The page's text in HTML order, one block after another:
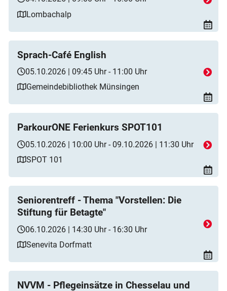
Lombachalp
Sprach-Café English
05.10.2026 | 09:45 Uhr - 11:00 Uhr
Gemeindebibliothek Münsingen
ParkourONE Ferienkurs SPOT101
05.10.2026 | 10:00 Uhr - 09.10.2026 | 11:30 Uhr
SPOT 101
Seniorentreff - Thema "Vorstellen: Die
Stiftung für Betagte"
06.10.2026 | 14:30 Uhr - 16:30 Uhr
Senevita Dorfmatt
NVVM - Pflegeinsätze in Chesselau und